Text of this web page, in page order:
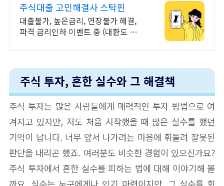
주식대출 고민해결사 스탁핀
대출불가, 높은금리, 연장불가 해결,
파격 금리인하 이벤트 중 (대환도 가
주식 투자, 흔한 실수와 그 해결책
주식 투자는 많은 사람들에게 매력적인 투자 방법으로 여
겨지고 있지만, 저도 처음 시작했을 때 많은 실수를 했던
기억이 납니다. 너무 앞서 나가려는 마음에 휘둘려 잘못된
판단을 내리곤 했죠. 여러분도 비슷한 경험이 있으신가요?
주식 투자에서 흔한 실수를 피하는 법에 대해 이야기해 볼